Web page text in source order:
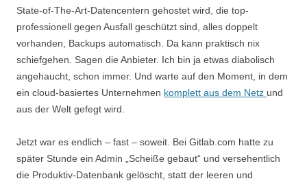
State-of-The-Art-Datencentern gehostet wird, die top-
professionell gegen Ausfall geschützt sind, alles doppelt
vorhanden, Backups automatisch. Da kann praktisch nix
schiefgehen. Sagen die Anbieter. Ich bin ja etwas diabolisch
angehaucht, schon immer. Und warte auf den Moment, in dem
ein cloud-basiertes Unternehmen komplett aus dem Netz und
aus der Welt gefegt wird.
Jetzt war es endlich – fast – soweit. Bei Gitlab.com hatte zu
später Stunde ein Admin „Scheiße gebaut“ und versehentlich
die Produktiv-Datenbank gelöscht, statt der leeren und